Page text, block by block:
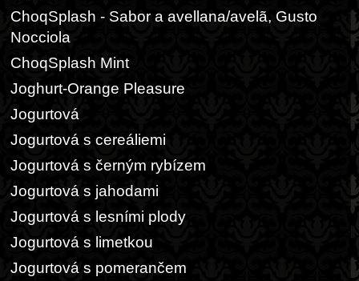
ChoqSplash - Sabor a avellana/avelã, Gusto
Nocciola
ChoqSplash Mint
Joghurt-Orange Pleasure
Jogurtová
Jogurtová s cereáliemi
Jogurtová s černým rybízem
Jogurtová s jahodami
Jogurtová s lesními plody
Jogurtová s limetkou
Jogurtová s pomerančem